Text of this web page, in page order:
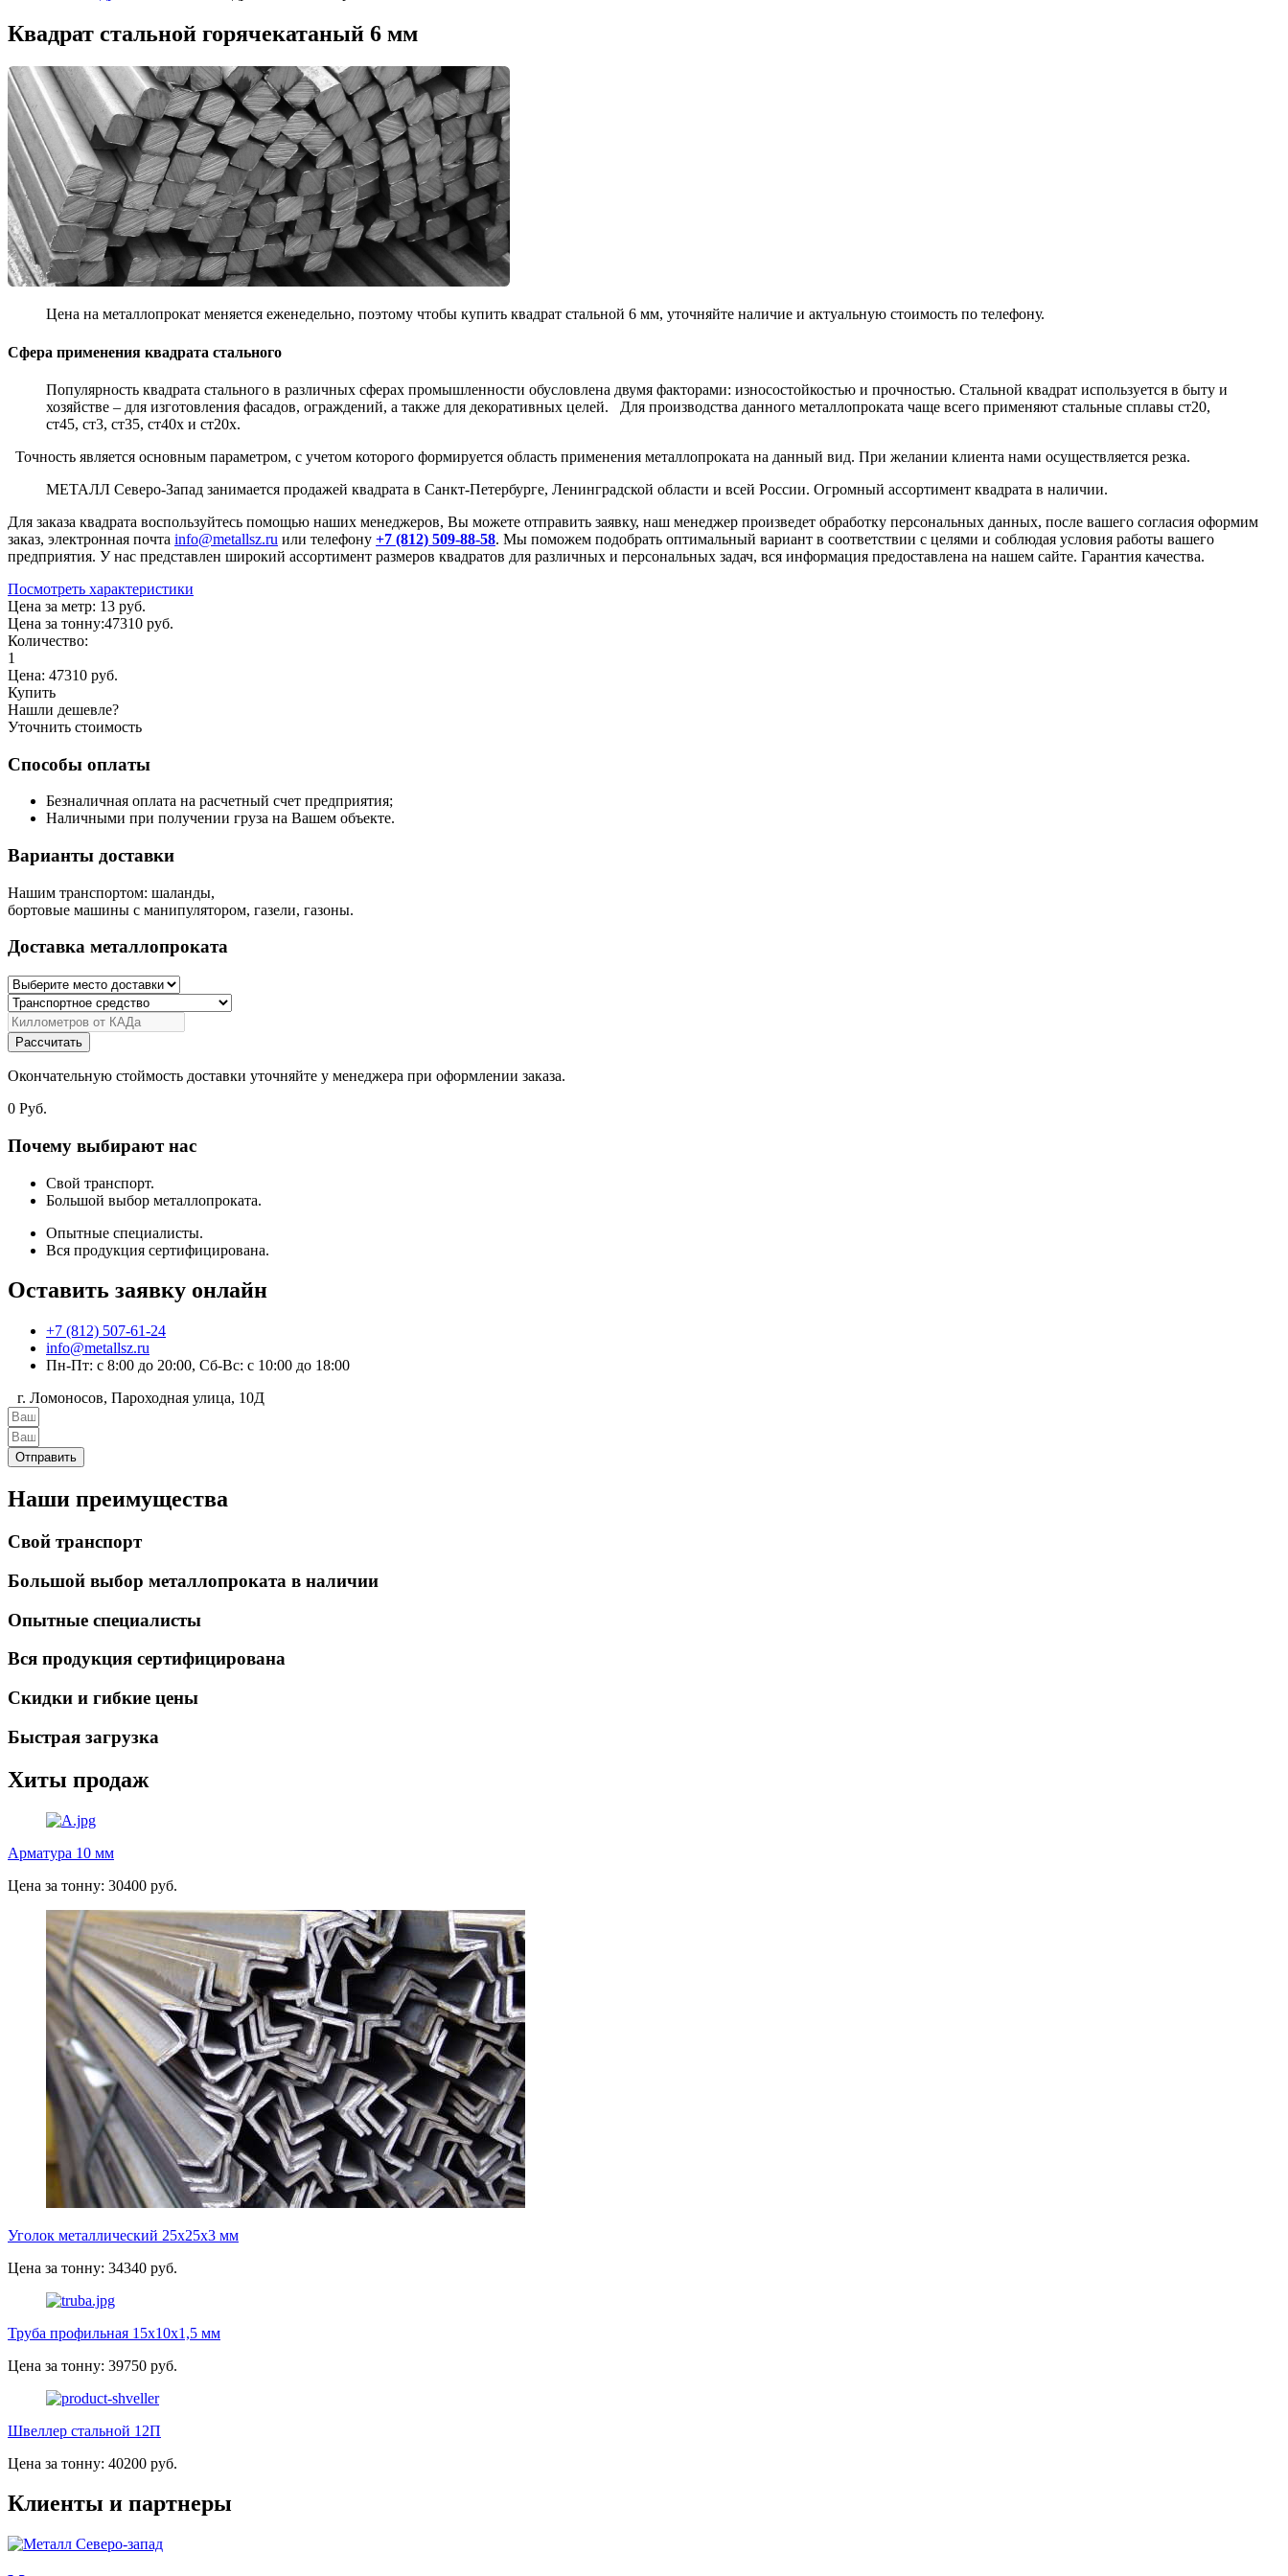
Квадрат стальной горячекатаный 6 мм
Цена на металлопрокат меняется еженедельно, поэтому чтобы купить квадрат стальной 6 мм, уточняйте наличие и актуальную стоимость по телефону.
Сфера применения квадрата стального
Популярность квадрата стального в различных сферах промышленности обусловлена двумя факторами: износостойкостью и прочностью. Стальной квадрат используется в быту и
хозяйстве – для изготовления фасадов, ограждений, а также для декоративных целей.
Для производства данного металлопроката чаще всего применяют стальные сплавы ст20,
ст45, ст3, ст35, ст40х и ст20х.
Точность является основным параметром, с учетом которого формируется область применения металлопроката на данный вид. При желании клиента нами осуществляется резка.
МЕТАЛЛ Северо-Запад занимается продажей квадрата в Санкт-Петербурге, Ленинградской области и всей России. Огромный ассортимент квадрата в наличии.
Для заказа квадрата воспользуйтесь помощью наших менеджеров, Вы можете отправить заявку, наш менеджер произведет обработку персональных данных, после вашего согласия оформим
заказ, электронная почта info@metallsz.ru или телефону +7 (812) 509-88-58. Мы поможем подобрать оптимальный вариант в соответствии с целями и соблюдая условия работы вашего
предприятия. У нас представлен широкий ассортимент размеров квадратов для различных и персональных задач, вся информация предоставлена на нашем сайте. Гарантия качества.
Посмотреть характеристики
Цена за метр: 13 руб.
Цена за тонну:47310 руб.
Количество:
1
Цена: 47310 руб.
Купить
Нашли дешевле?
Уточнить стоимость
Способы оплаты
Безналичная оплата на расчетный счет предприятия;
Наличными при получении груза на Вашем объекте.
Варианты доставки
Нашим транспортом: шаланды,
бортовые машины с манипулятором, газели, газоны.
Доставка металлопроката
Рассчитать
Окончательную стоймость доставки уточняйте у менеджера при оформлении заказа.
0 Руб.
Почему выбирают нас
Свой транспорт.
Большой выбор металлопроката.
Опытные специалисты.
Вся продукция сертифицирована.
Оставить заявку онлайн
+7 (812) 507-61-24
info@metallsz.ru
Пн-Пт: с 8:00 до 20:00, Сб-Вс: с 10:00 до 18:00
г. Ломоносов, Пароходная улица, 10Д
Отправить
Наши преимущества
Свой транспорт
Большой выбор металлопроката в наличии
Опытные специалисты
Вся продукция сертифицирована
Скидки и гибкие цены
Быстрая загрузка
Хиты продаж
Арматура 10 мм
Цена за тонну: 30400 руб.
Уголок металлический 25х25х3 мм
Цена за тонну: 34340 руб.
Труба профильная 15х10х1,5 мм
Цена за тонну: 39750 руб.
Швеллер стальной 12П
Цена за тонну: 40200 руб.
Клиенты и партнеры